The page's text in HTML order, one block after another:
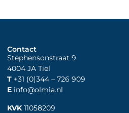
Contact
Stephensonstraat 9
4004 JA Tiel
T+31 (0)344– 726 909
Einfo@olmia.nl
KVK11058209